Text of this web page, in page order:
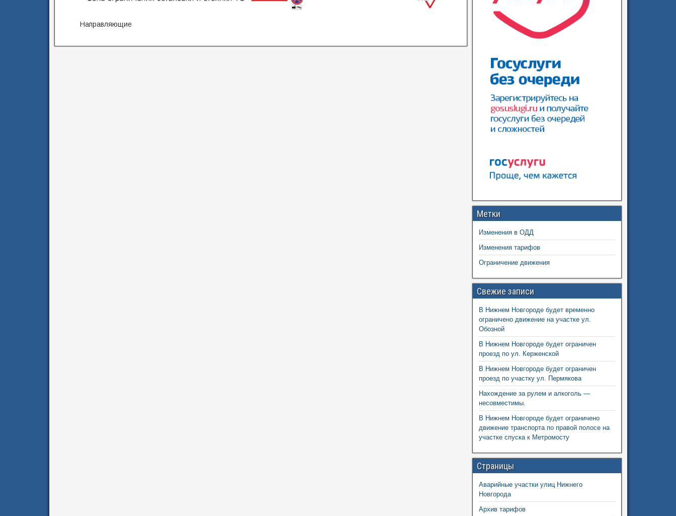
Направляющие
Метки
Изменения в ОДД
Изменения тарифов
Ограничение движения
Свежие записи
В Нижнем Новгороде будет временно
ограничено движение на участке ул.
Обозной
В Нижнем Новгороде будет ограничен
проезд по ул. Керженской
В Нижнем Новгороде будет ограничен
проезд по участку ул. Пермякова
Нахождение за рулем и алкоголь —
несовместимы.
В Нижнем Новгороде будет ограничено
движение транспорта по правой полосе на
участке спуска к Метромосту
Страницы
Аварийные участки улиц Нижнего
Новгорода
Архив тарифов